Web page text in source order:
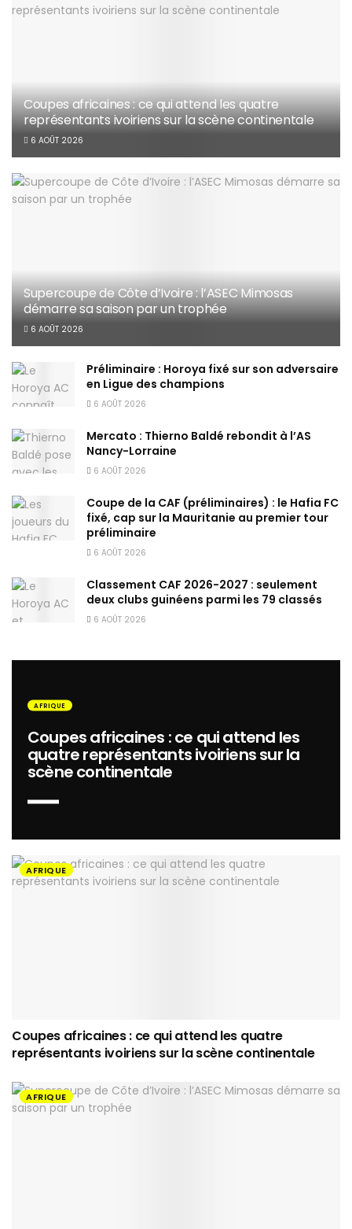
Coupes africaines : ce qui attend les quatre
représentants ivoiriens sur la scène continentale
6 AOÛT 2026
Supercoupe de Côte d’Ivoire : l’ASEC Mimosas
démarre sa saison par un trophée
6 AOÛT 2026
Préliminaire : Horoya fixé sur son adversaire
en Ligue des champions
6 AOÛT 2026
Mercato : Thierno Baldé rebondit à l’AS
Nancy-Lorraine
6 AOÛT 2026
Coupe de la CAF (préliminaires) : le Hafia FC
fixé, cap sur la Mauritanie au premier tour
préliminaire
6 AOÛT 2026
Classement CAF 2026-2027 : seulement
deux clubs guinéens parmi les 79 classés
6 AOÛT 2026
AFRIQUE
Coupes africaines : ce qui attend les
quatre représentants ivoiriens sur la
scène continentale
AFRIQUE
Coupes africaines : ce qui attend les quatre
représentants ivoiriens sur la scène continentale
AFRIQUE